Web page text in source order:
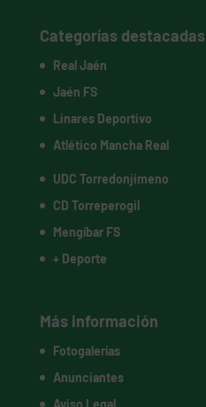
Categorías destacadas
Real Jaén
Jaén FS
Linares Deportivo
Atlético Mancha Real
UDC Torredonjimeno
CD Torreperogil
Mengíbar FS
+ Deporte
Más información
Fotogalerías
Anunciantes